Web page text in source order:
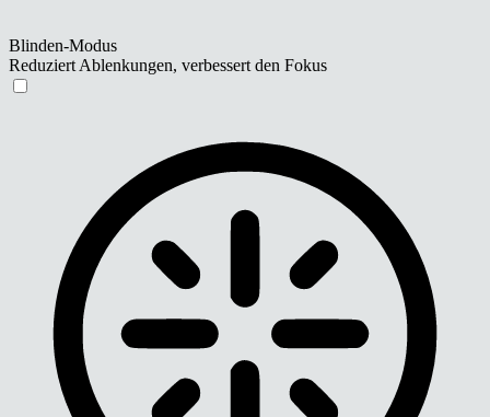
Blinden-Modus
Reduziert Ablenkungen, verbessert den Fokus